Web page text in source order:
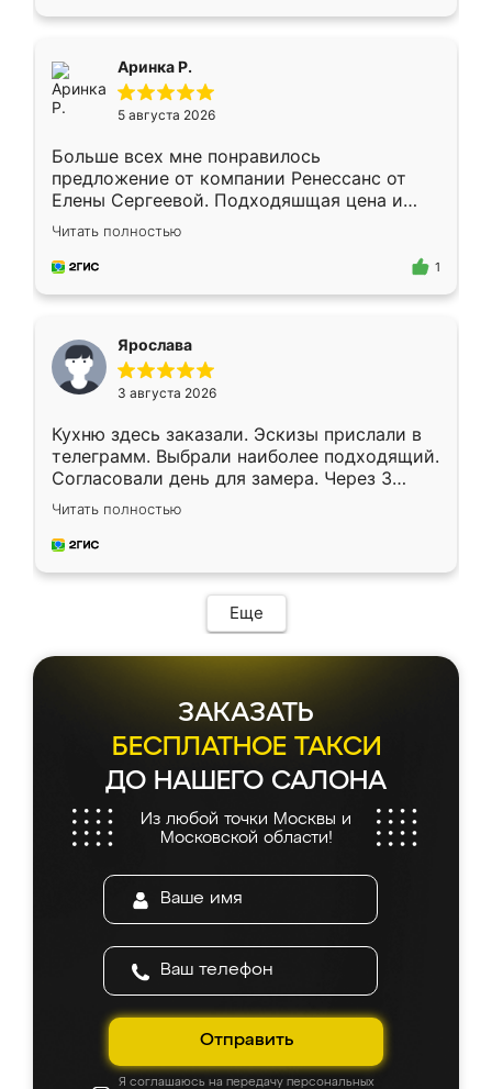
Аринка Р.
5 августа 2026
Больше всех мне понравилось
предложение от компании Ренессанс от
Елены Сергеевой. Подходяшщая цена и
короткие сроки изготовления. Приехавший
для замера сотрудник Владислав
предложил по моему эскизу самый
Читать полностью
1
Ярослава
3 августа 2026
Кухню здесь заказали. Эскизы прислали в
телеграмм. Выбрали наиболее подходящий.
Согласовали день для замера. Через 3
недели кухня была уже готова. Остались
довольны работой. Спасибо Ренессанс
мебель за качественную работу!
Читать полностью
Еще
ЗАКАЗАТЬ
БЕСПЛАТНОЕ ТАКСИ
ДО НАШЕГО САЛОНА
Из любой точки Москвы и
Московской области!
Отправить
Я соглашаюсь на передачу персональных